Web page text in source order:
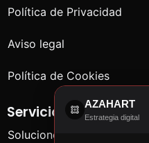
Política de Privacidad
Aviso legal
Política de Cookies
Servicios
Soluciones para empresas
AZAHART
Estrategia digital